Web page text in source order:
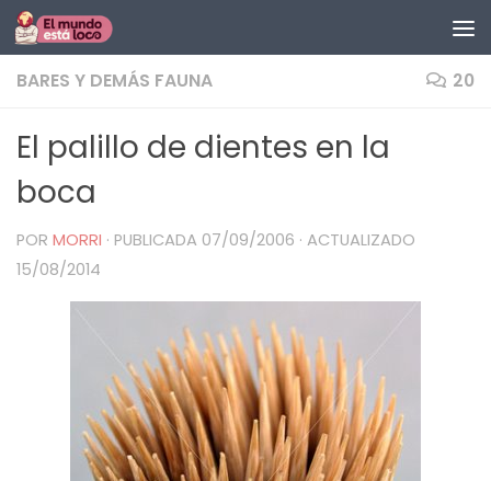
Saltar al contenido
BARES Y DEMÁS FAUNA 20
El palillo de dientes en la
boca
POR MORRI · PUBLICADA 07/09/2006 · ACTUALIZADO
15/08/2014